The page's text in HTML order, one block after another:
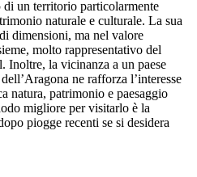
un territorio particolarmente
naturale e culturale. La sua
dimensioni, ma nel valore
molto rappresentativo del
Inoltre, la vicinanza a un paese
ne rafforza l’interesse
natura, patrimonio e paesaggio
migliore per visitarlo è la
piogge recenti se si desidera